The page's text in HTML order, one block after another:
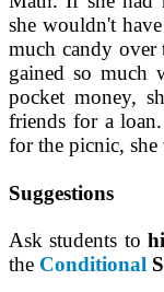
she wouldn't
much candy over
gained so much
pocket money,
friends for a
for the picnic,
Suggestions
Ask students to
the Conditional